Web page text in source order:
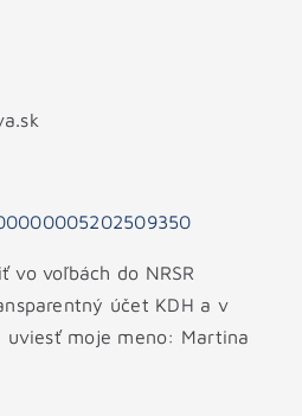
vo voľbách do NRSR
účet KDH a v
uviesť moje meno: Martina